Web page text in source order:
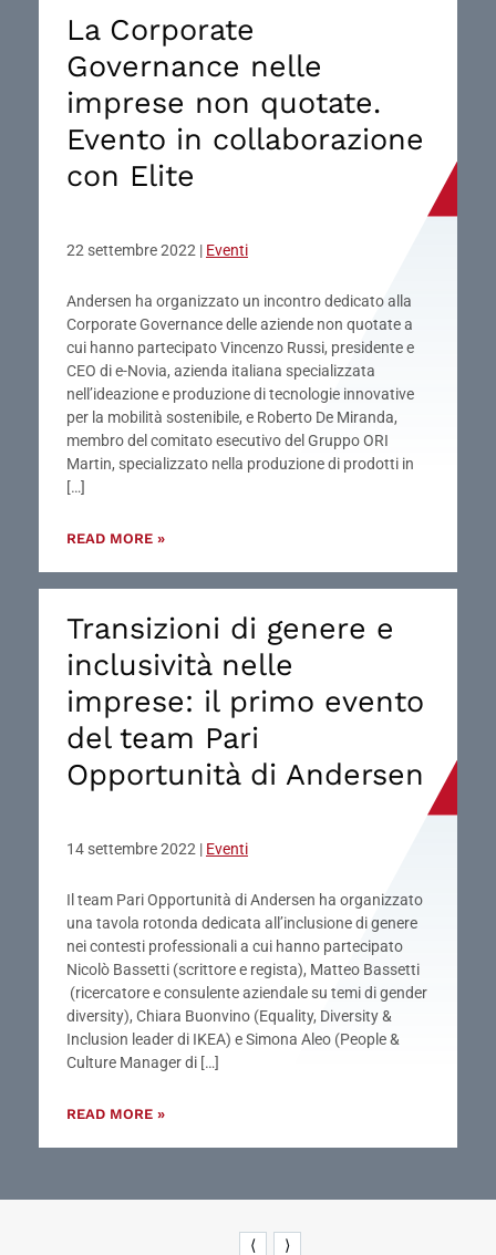
La Corporate
Governance nelle
imprese non quotate.
Evento in collaborazione
con Elite
22 settembre 2022 | Eventi
Andersen ha organizzato un incontro dedicato alla
Corporate Governance delle aziende non quotate a
cui hanno partecipato Vincenzo Russi, presidente e
CEO di e-Novia, azienda italiana specializzata
nell’ideazione e produzione di tecnologie innovative
per la mobilità sostenibile, e Roberto De Miranda,
membro del comitato esecutivo del Gruppo ORI
Martin, specializzato nella produzione di prodotti in
[…]
READ MORE »
Transizioni di genere e
inclusività nelle
imprese: il primo evento
del team Pari
Opportunità di Andersen
14 settembre 2022 | Eventi
Il team Pari Opportunità di Andersen ha organizzato
una tavola rotonda dedicata all’inclusione di genere
nei contesti professionali a cui hanno partecipato
Nicolò Bassetti (scrittore e regista), Matteo Bassetti
(ricercatore e consulente aziendale su temi di gender
diversity), Chiara Buonvino (Equality, Diversity &
Inclusion leader di IKEA) e Simona Aleo (People &
Culture Manager di […]
READ MORE »
⟨ ⟩